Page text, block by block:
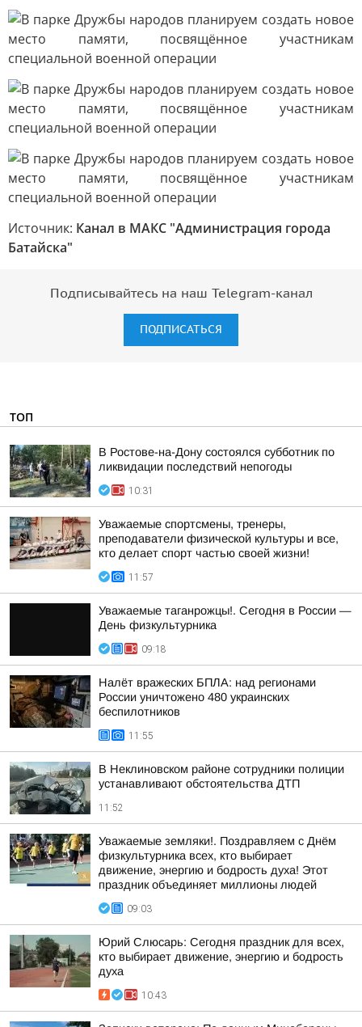
Источник: Канал в МАКС "Администрация города
Батайска"
Подписывайтесь на наш Telegram-канал
ПОДПИСАТЬСЯ
ТОП
В Ростове-на-Дону состоялся субботник по
ликвидации последствий непогоды
10:31
Уважаемые спортсмены, тренеры,
преподаватели физической культуры и все,
кто делает спорт частью своей жизни!
11:57
Уважаемые таганрожцы!. Сегодня в России —
День физкультурника
09:18
Налёт вражеских БПЛА: над регионами
России уничтожено 480 украинских
беспилотников
11:55
В Неклиновском районе сотрудники полиции
устанавливают обстоятельства ДТП
11:52
Уважаемые земляки!. Поздравляем с Днём
физкультурника всех, кто выбирает
движение, энергию и бодрость духа! Этот
праздник объединяет миллионы людей
09:03
Юрий Слюсарь: Сегодня праздник для всех,
кто выбирает движение, энергию и бодрость
духа
10:43